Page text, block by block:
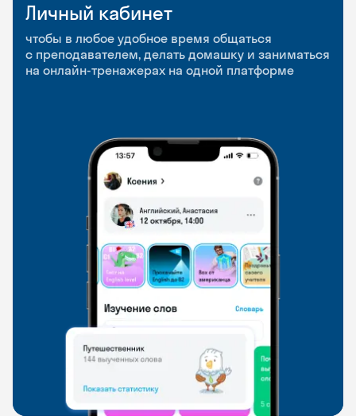
Личный кабинет
чтобы в любое удобное время общаться
с преподавателем, делать домашку и заниматься
на онлайн-тренажерах на одной платформе
Мобильное
приложение
чтобы заниматься и изучать новые слова где
и когда удобно
Разговорные клубы
и Talks
Групповые занятия для разговорной практики
и индивидуальные встречи с преподавателями